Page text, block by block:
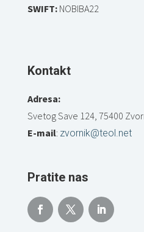
SWIFT:NOBIBA22
Kontakt
Adresa:
Svetog Save 124, 75400
E-mail: zvornik@teol.net
Pratite nas